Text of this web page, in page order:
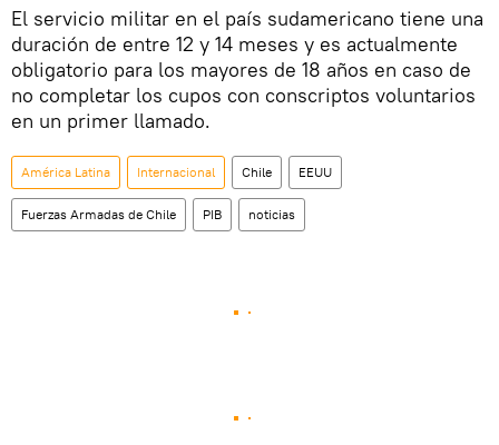
El servicio militar en el país sudamericano tiene una
duración de entre 12 y 14 meses y es actualmente
obligatorio para los mayores de 18 años en caso de
no completar los cupos con conscriptos voluntarios
en un primer llamado.
América Latina Internacional Chile EEUU
Fuerzas Armadas de Chile PIB noticias